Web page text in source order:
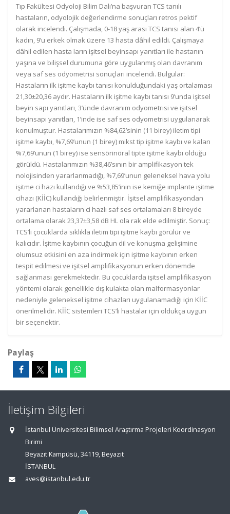
Tıp Fakültesi Odyoloji Bilim Dalı’na başvuran TCS tanılı
hastaların, odyolojik değerlendirme sonuçları retros pektif
olarak incelendi. Çalışmada, 0-18 yaş arası TCS tanısı alan 4’ü
kadın, 9’u erkek olmak üzere 13 hasta dâhil edildi. Çalışmaya
dâhil edilen hasta ların işitsel beyinsapı yanıtları ile hastanın
yaşına ve bilişsel durumuna göre uygulanmış olan davranım
veya saf ses odyometrisi sonuçları incelendi. Bulgular:
Hastaların ilk işitme kaybı tanısı konulduğundaki yaş ortalaması
21,30±20,36 aydır. Hastaların ilk işitme kaybı tanısı 9’unda işitsel
beyin sapı yanıtları, 3’ünde davranım odyometrisi ve işitsel
beyinsapı yanıtları, 1’inde ise saf ses odyometrisi uygulanarak
konulmuştur. Hastalarımızın %84,62’sinin (11 birey) iletim tipi
işitme kaybı, %7,69’unun (1 birey) mikst tip işitme kaybı ve kalan
%7,69’unun (1 birey) ise sensörinöral tipte işitme kaybı olduğu
görüldü. Hastalarımızın %38,46’sının bir amplifikasyon tek
nolojisinden yararlanmadığı, %7,69’unun geleneksel hava yolu
işitme ci hazı kullandığı ve %53,85’inin ise kemiğe implante işitme
cihazı (KİİC) kullandığı belirlenmiştir. İşitsel amplifikasyondan
yararlanan hastaların ci hazlı saf ses ortalamaları 8 bireyde
ortalama olarak 23,37±3,58 dB HL ola rak elde edilmiştir. Sonuç:
TCS’li çocuklarda sıklıkla iletim tipi işitme kaybı görülür ve
kalıcıdır. İşitme kaybının çocuğun dil ve konuşma gelişimine
olumsuz etkisini en aza indirmek için işitme kaybının erken
tespit edilmesi ve işitsel amplifikasyonun erken dönemde
sağlanması gerekmektedir. Bu çocuklarda işitsel amplifikasyon
yöntemi olarak genellikle dış kulakta olan malformasyonlar
nedeniyle geleneksel işitme cihazları uygulanamadığı için KİİC
önerilmelidir. KİİC sistemleri TCS’li hastalar için oldukça uygun
bir seçenektir.
Paylaş
İletişim Bilgileri
İstanbul Üniversitesi Bilimsel Araştırma Projeleri Koordinasyon
Birimi
Beyazıt Kampüsü, 34119, Beyazıt
İSTANBUL
aves@istanbul.edu.tr